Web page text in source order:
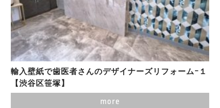
輸入壁紙で歯医者さんのデザイナーズリフォームｰ１
【渋谷区笹塚】
more